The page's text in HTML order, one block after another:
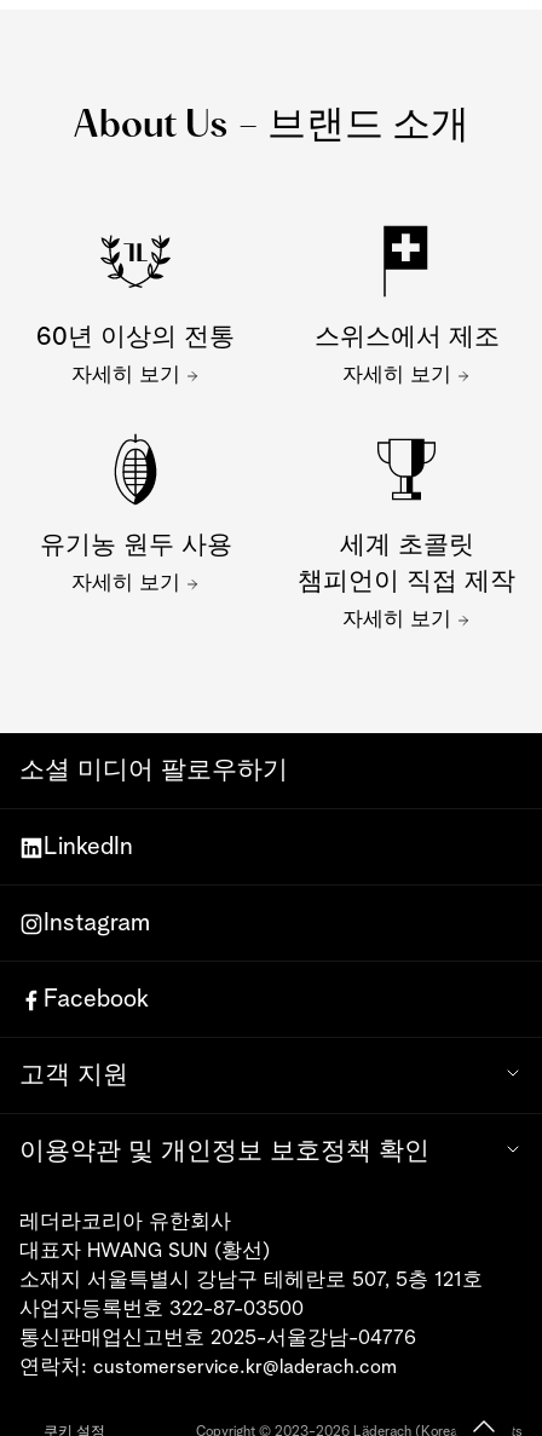
About Us – 브랜드 소개
60년 이상의 전통
자세히 보기
스위스에서 제조
자세히 보기
유기농 원두 사용
자세히 보기
세계 초콜릿
챔피언이 직접 제작
자세히 보기
소셜 미디어 팔로우하기
LinkedIn
Instagram
Facebook
고객 지원
이용약관 및 개인정보 보호정책 확인
레더라코리아 유한회사
대표자 HWANG SUN (황선)
소재지 서울특별시 강남구 테헤란로 507, 5층 121호
사업자등록번호 322-87-03500
통신판매업신고번호 2025-서울강남-04776
연락처: customerservice.kr@laderach.com
쿠키 설정 Copyright © 2023-2026 Läderach (Korea). All rights